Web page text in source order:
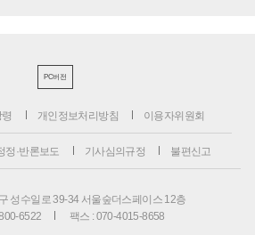
PC버전
개인정보처리방침 이용자위원회
정·반론보도 기사심의규정 불편신고
성수일로 39-34 서울숲더스페이스 12층
6522
팩스 : 070-4015-8658